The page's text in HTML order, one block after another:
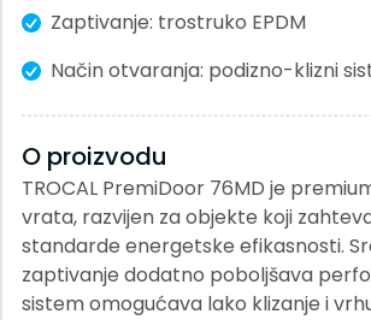
Zaptivanje: trostruko EPDM
Način otvaranja: podizno-klizni
O proizvodu
TROCAL PremiDoor 76MD je
vrata, razvijen za objekte koji
standarde energetske efikasnosti.
zaptivanje dodatno poboljšava
sistem omogućava lako klizanje i